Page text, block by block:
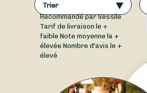
Trier
Recommandé par Sessile
Tarif de livraison le +
faible Note moyenne la +
élevée Nombre d'avis le +
élevé